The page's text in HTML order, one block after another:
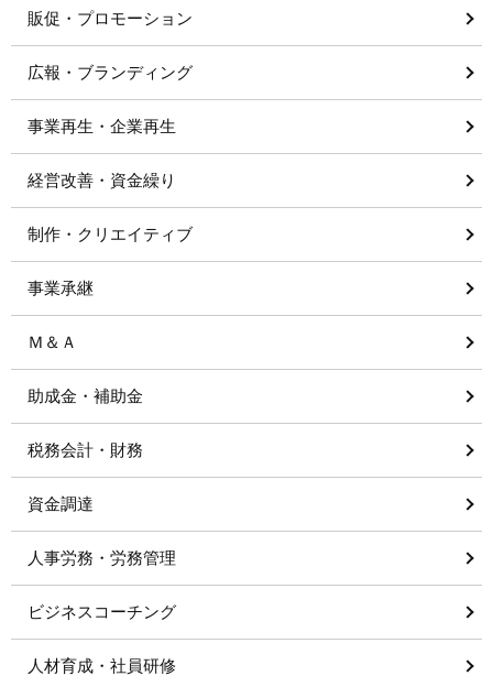
販促・プロモーション
広報・ブランディング
事業再生・企業再生
経営改善・資金繰り
制作・クリエイティブ
事業承継
Ｍ＆Ａ
助成金・補助金
税務会計・財務
資金調達
人事労務・労務管理
ビジネスコーチング
人材育成・社員研修